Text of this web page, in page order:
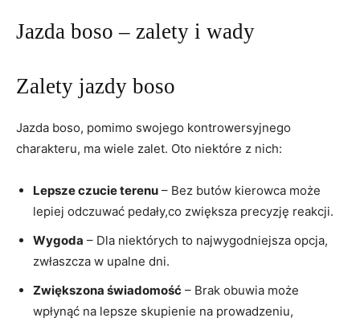
Jazda boso – zalety i wady
Zalety jazdy boso
Jazda boso, pomimo swojego kontrowersyjnego
charakteru, ma wiele zalet. Oto niektóre z nich:
Lepsze czucie terenu – Bez butów kierowca może
lepiej odczuwać pedały,co zwiększa precyzję reakcji.
Wygoda – Dla niektórych to najwygodniejsza opcja,
zwłaszcza w upalne dni.
Zwiększona świadomość – Brak obuwia może
wpłynąć na lepsze skupienie na prowadzeniu,